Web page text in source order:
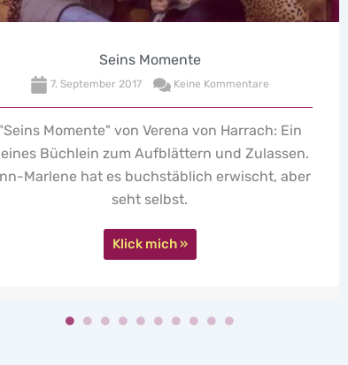
Kondom-Fragen 3. Teil
19. Januar 2017 Keine Kommentare
Vorhang auf für den letzten Teil unserer
Kondom-Fragerunde mit Gummi-Experte Marco!
Klick mich »